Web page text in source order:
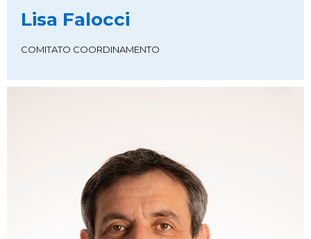
Lisa Falocci
COMITATO COORDINAMENTO